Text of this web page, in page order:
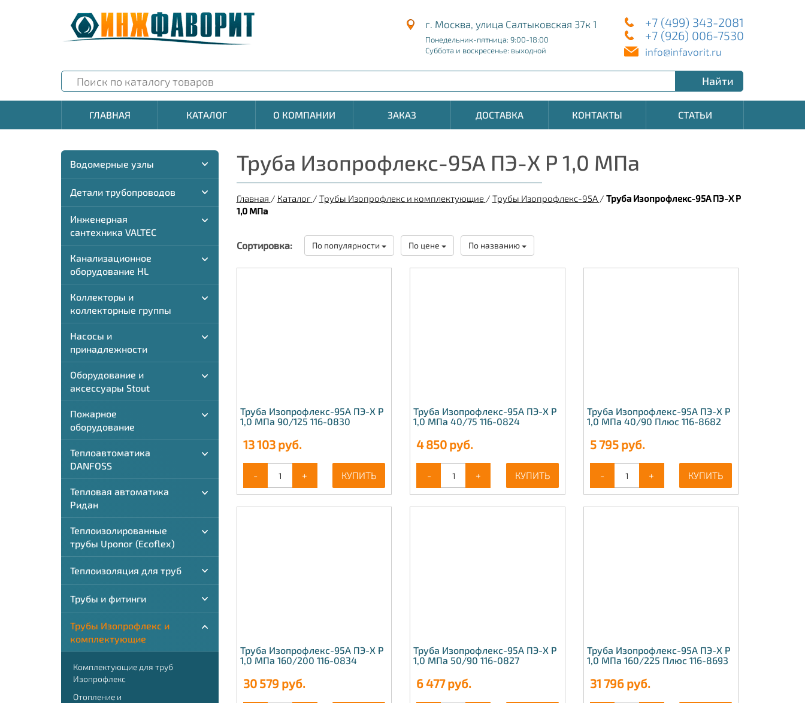
г. Москва, улица Салтыковская 37к 1
Понедельник-пятница: 9:00-18:00
Суббота и воскресенье: выходной
+7 (499) 343-2081
+7 (926) 006-7530
info@infavorit.ru
Найти
ГЛАВНАЯ КАТАЛОГ О КОМПАНИИ ЗАКАЗ ДОСТАВКА КОНТАКТЫ СТАТЬИ
Водомерные узлы
Детали трубопроводов
Инженерная
сантехника VALTEC
Канализационное
оборудование HL
Коллекторы и
коллекторные группы
Насосы и
принадлежности
Оборудование и
аксессуары Stout
Пожарное
оборудование
Теплоавтоматика
DANFOSS
Тепловая автоматика
Ридан
Теплоизолированные
трубы Uponor (Ecoflex)
Теплоизоляция для труб
Трубы и фитинги
Трубы Изопрофлекс и
комплектующие
Комплектующие для труб
Изопрофлекс
Отопление и
Труба Изопрофлекс-95А ПЭ-Х Р 1,0 МПа
Главная / Каталог / Трубы Изопрофлекс и комплектующие / Трубы Изопрофлекс-95А / Труба Изопрофлекс-95А ПЭ-Х Р
1,0 МПа
Сортировка: По популярности По цене По названию
Труба Изопрофлекс-95А ПЭ-Х Р
1,0 МПа 90/125 116-0830
13 103руб.
- + КУПИТЬ
Труба Изопрофлекс-95А ПЭ-Х Р
1,0 МПа 40/75 116-0824
4 850 руб.
- + КУПИТЬ
Труба Изопрофлекс-95А ПЭ-Х Р
1,0 МПа 40/90 Плюс 116-8682
5 795руб.
- + КУПИТЬ
Труба Изопрофлекс-95А ПЭ-Х Р
1,0 МПа 160/200 116-0834
30 579 руб.
Труба Изопрофлекс-95А ПЭ-Х Р
1,0 МПа 50/90 116-0827
6 477руб.
Труба Изопрофлекс-95А ПЭ-Х Р
1,0 МПа 160/225 Плюс 116-8693
31 796руб.